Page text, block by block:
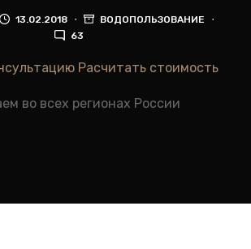
13.02.2018
ВОДОПОЛЬЗОВАНИЕ
63
Расчитать стоимость
во всех регионах России